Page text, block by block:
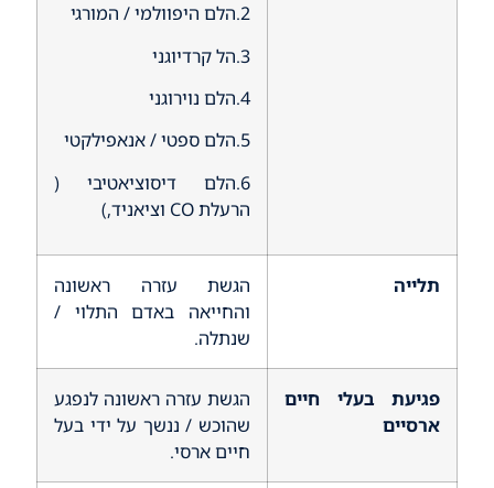
2.הלם היפוולמי / המורגי
3.הל קרדיוגני
4.הלם נוירוגני
5.הלם ספטי / אנאפילקטי
6.הלם דיסוציאטיבי (
הרעלת CO וציאניד,)
תלייה
הגשת עזרה ראשונה
והחייאה באדם התלוי /
שנתלה.
פגיעת בעלי חיים
ארסיים
הגשת עזרה ראשונה לנפגע
שהוכש / ננשך על ידי בעל
חיים ארסי.